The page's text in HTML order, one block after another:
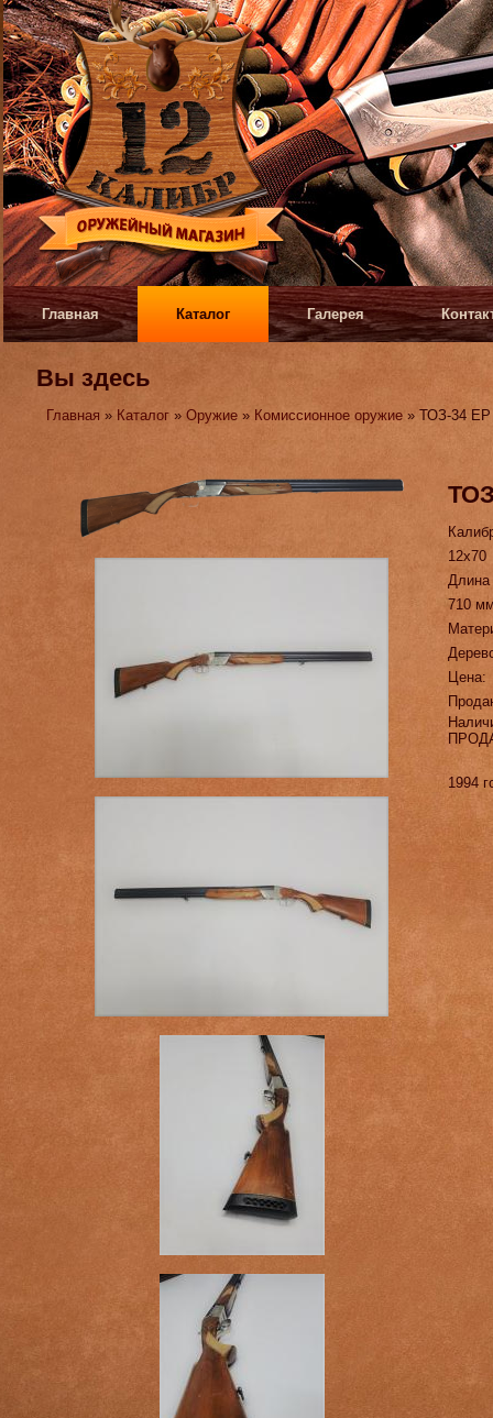
Главная Каталог Галерея
Вы здесь
Главная » Каталог »Оружие » Комиссионное оружие » ТОЗ-34 ЕР
12х70
710
Цена:
1994